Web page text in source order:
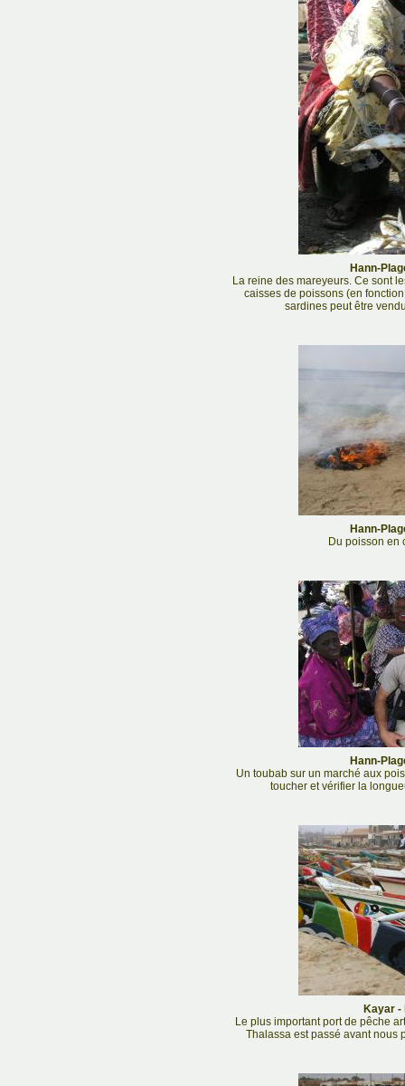
Hann-
La reine des mareyeurs. Ce sont
caisses de poissons (en
sardines peut être
Hann-
Du poisson en
Hann-
Un toubab sur un marché aux
toucher et vérifier la
Kayar -
Le plus important port de pêche
Thalassa est passé avant nous